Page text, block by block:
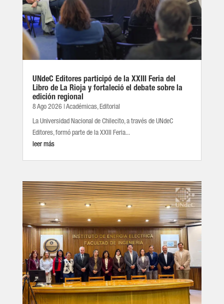
UNdeC Editores participó de la XXIII Feria del
Libro de La Rioja y fortaleció el debate sobre la
edición regional
8 Ago 2026| Académicas, Editorial
La Universidad Nacional de Chilecito, a través de UNdeC
Editores, formó parte de la XXIII Feria...
leer más